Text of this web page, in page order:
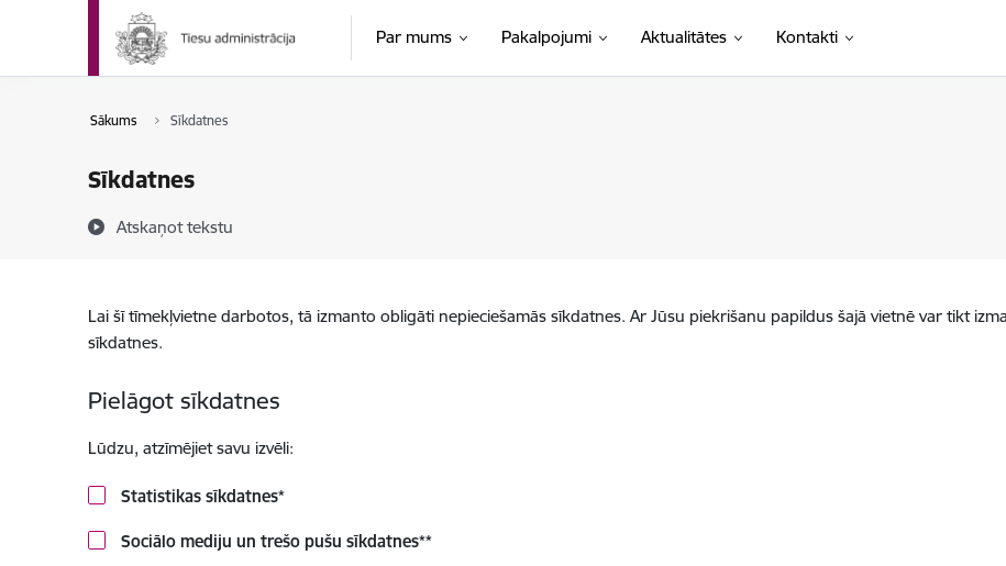
Pāriet uz lapas saturu
Par mums Pakalpojumi Aktualitātes Kontakti
Sākums Sīkdatnes
Sīkdatnes
Atskaņot tekstu
Lai šī tīmekļvietne darbotos, tā izmanto obligāti nepieciešamās sīkdatnes. Ar Jūsu piekrišanu papildus šajā vietnē var tikt
sīkdatnes.
Pielāgot sīkdatnes
Lūdzu, atzīmējiet savu izvēli:
Statistikas sīkdatnes*
Sociālo mediju un trešo pušu sīkdatnes**